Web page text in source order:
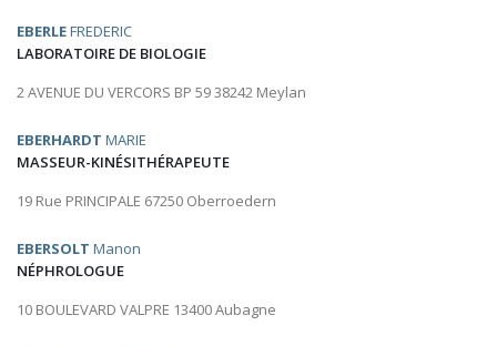
EBERLEFREDERIC
LABORATOIRE DE BIOLOGIE
2 AVENUE DU VERCORS BP 59 38242 Meylan
EBERHARDT MARIE
MASSEUR-KINÉSITHÉRAPEUTE
19 Rue PRINCIPALE 67250 Oberroedern
EBERSOLT Manon
NÉPHROLOGUE
10 BOULEVARD VALPRE 13400 Aubagne